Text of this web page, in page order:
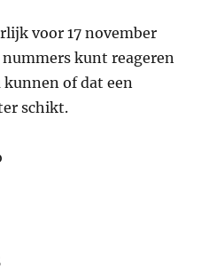
voor 17 november
kunt reageren
of dat een
schikt.